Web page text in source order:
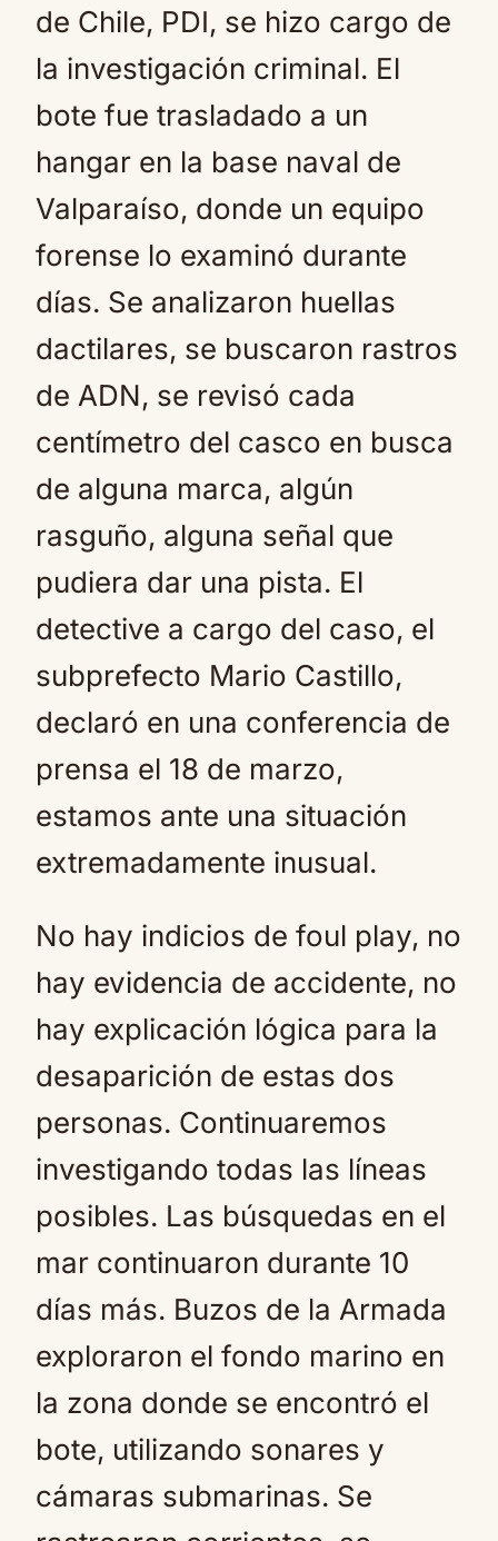
de Chile, PDI, se hizo cargo de
la investigación criminal. El
bote fue trasladado a un
hangar en la base naval de
Valparaíso, donde un equipo
forense lo examinó durante
días. Se analizaron huellas
dactilares, se buscaron rastros
de ADN, se revisó cada
centímetro del casco en busca
de alguna marca, algún
rasguño, alguna señal que
pudiera dar una pista. El
detective a cargo del caso, el
subprefecto Mario Castillo,
declaró en una conferencia de
prensa el 18 de marzo,
estamos ante una situación
extremadamente inusual.
No hay indicios de foul play, no
hay evidencia de accidente, no
hay explicación lógica para la
desaparición de estas dos
personas. Continuaremos
investigando todas las líneas
posibles. Las búsquedas en el
mar continuaron durante 10
días más. Buzos de la Armada
exploraron el fondo marino en
la zona donde se encontró el
bote, utilizando sonares y
cámaras submarinas. Se